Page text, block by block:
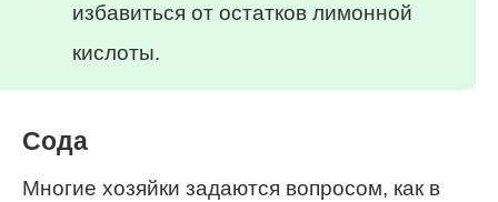
избавиться от остатков лимонной
кислоты.
Сода
Многие хозяйки задаются вопросом, как в